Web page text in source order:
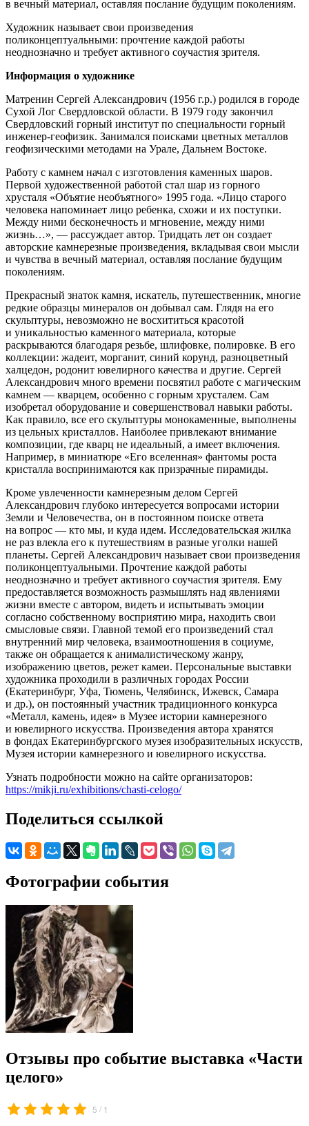
в вечный материал, оставляя послание будущим поколениям.
Художник называет свои произведения
поликонцептуальными: прочтение каждой работы
неоднозначно и требует активного соучастия зрителя.
Информация о художнике
Матренин Сергей Александрович (1956 г.р.) родился в городе
Сухой Лог Свердловской области. В 1979 году закончил
Свердловский горный институт по специальности горный
инженер-геофизик. Занимался поисками цветных металлов
геофизическими методами на Урале, Дальнем Востоке.
Работу с камнем начал с изготовления каменных шаров.
Первой художественной работой стал шар из горного
хрусталя «Объятие необъятного» 1995 года. «Лицо старого
человека напоминает лицо ребенка, схожи и их поступки.
Между ними бесконечность и мгновение, между ними
жизнь…», — рассуждает автор. Тридцать лет он создает
авторские камнерезные произведения, вкладывая свои мысли
и чувства в вечный материал, оставляя послание будущим
поколениям.
Прекрасный знаток камня, искатель, путешественник, многие
редкие образцы минералов он добывал сам. Глядя на его
скульптуры, невозможно не восхититься красотой
и уникальностью каменного материала, которые
раскрываются благодаря резьбе, шлифовке, полировке. В его
коллекции: жадеит, морганит, синий корунд, разноцветный
халцедон, родонит ювелирного качества и другие. Сергей
Александрович много времени посвятил работе с магическим
камнем — кварцем, особенно с горным хрусталем. Сам
изобретал оборудование и совершенствовал навыки работы.
Как правило, все его скульптуры монокаменные, выполнены
из цельных кристаллов. Наиболее привлекают внимание
композиции, где кварц не идеальный, а имеет включения.
Например, в миниатюре «Его вселенная» фантомы роста
кристалла воспринимаются как призрачные пирамиды.
Кроме увлеченности камнерезным делом Сергей
Александрович глубоко интересуется вопросами истории
Земли и Человечества, он в постоянном поиске ответа
на вопрос — кто мы, и куда идем. Исследовательская жилка
не раз влекла его к путешествиям в разные уголки нашей
планеты. Сергей Александрович называет свои произведения
поликонцептуальными. Прочтение каждой работы
неоднозначно и требует активного соучастия зрителя. Ему
предоставляется возможность размышлять над явлениями
жизни вместе с автором, видеть и испытывать эмоции
согласно собственному восприятию мира, находить свои
смысловые связи. Главной темой его произведений стал
внутренний мир человека, взаимоотношения в социуме,
также он обращается к анималистическому жанру,
изображению цветов, режет камеи. Персональные выставки
художника проходили в различных городах России
(Екатеринбург, Уфа, Тюмень, Челябинск, Ижевск, Самара
и др.), он постоянный участник традиционного конкурса
«Металл, камень, идея» в Музее истории камнерезного
и ювелирного искусства. Произведения автора хранятся
в фондах Екатеринбургского музея изобразительных искусств,
Музея истории камнерезного и ювелирного искусства.
Узнать подробности можно на сайте организаторов:
https://mikji.ru/exhibitions/chasti-celogo/
Поделиться ссылкой
Фотографии события
Отзывы про событие выставка «Части
целого»
5 / 1